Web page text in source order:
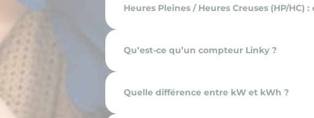
Heures Pleines / Heures Creuses (HP/
Qu’est-ce qu’un compteur Linky ?
Quelle différence entre kW et kWh ?